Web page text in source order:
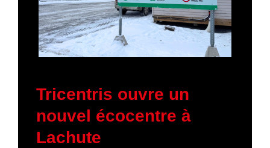
Tricentris ouvre un
nouvel écocentre à
Lachute